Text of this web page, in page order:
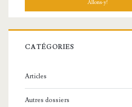
h
r
c
:
CATÉGORIES
Articles
Autres dossiers